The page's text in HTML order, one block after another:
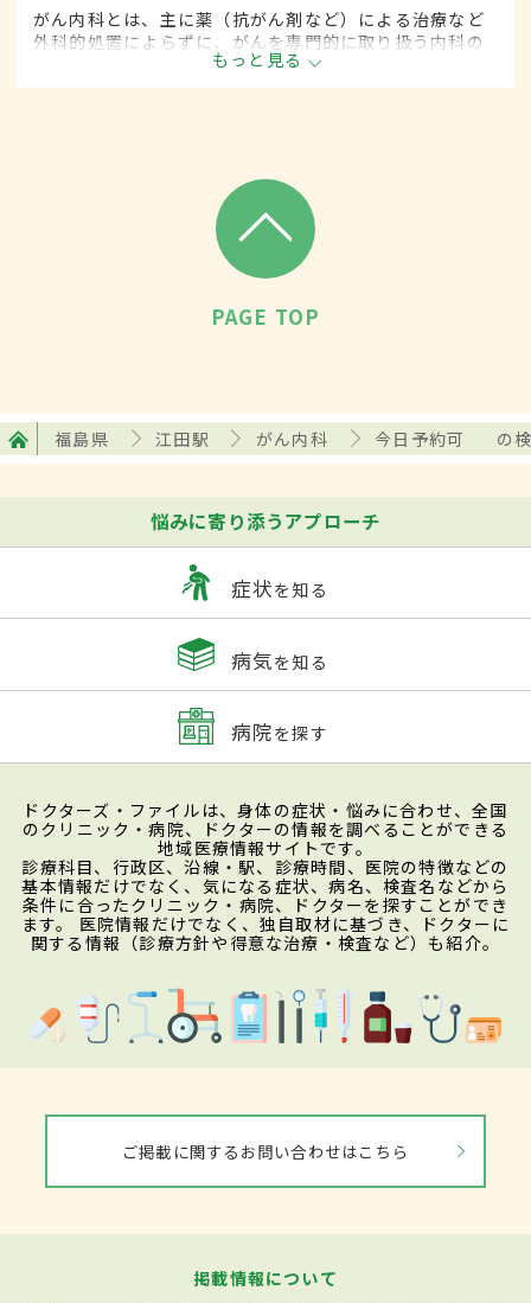
がん内科とは、主に薬（抗がん剤など）による治療など
外科的処置によらずに、がんを専門的に取り扱う内科の
もっと見る
PAGE TOP
福島県 江田駅 がん内科 今日予約可 の
悩みに寄り添うアプローチ
症状を知る
病気を知る
病院を探す
ドクターズ・ファイルは、身体の症状・悩みに合わせ、全国
のクリニック・病院、ドクターの情報を調べることができる
地域医療情報サイトです。
診療科目、行政区、沿線・駅、診療時間、医院の特徴などの
基本情報だけでなく、気になる症状、病名、検査名などから
条件に合ったクリニック・病院、ドクターを探すことができ
ます。 医院情報だけでなく、独自取材に基づき、ドクターに
関する情報（診療方針や得意な治療・検査など）も紹介。
ご掲載に関するお問い合わせはこちら
掲載情報について